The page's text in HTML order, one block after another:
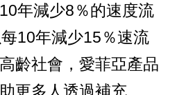
年減少8％的速度流
10年減少15％速流
齡社會，愛菲亞產品
更多人透過補充